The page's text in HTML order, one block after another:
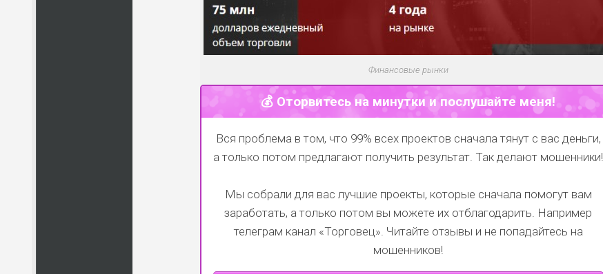
Финансовые рынки
💰 Оторвитесь на минутки и послушайте меня!
Вся проблема в том, что 99% всех проектов сначала тянут с вас деньги,
а только потом предлагают получить результат. Так делают мошенники!
Мы собрали для вас лучшие проекты, которые сначала помогут вам
заработать, а только потом вы можете их отблагодарить. Например
телеграм канал «Торговец» . Читайте отзывы и не попадайтесь на
мошенников!